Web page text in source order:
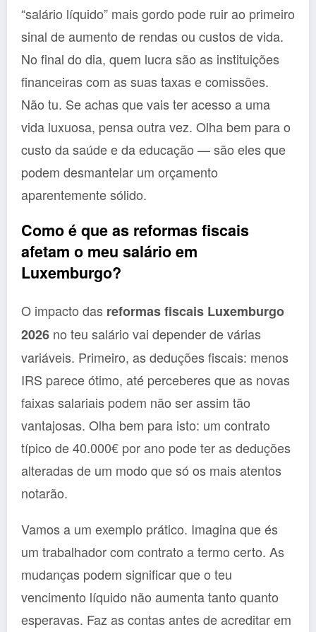
“salário líquido” mais gordo pode ruir ao primeiro
sinal de aumento de rendas ou custos de vida.
No final do dia, quem lucra são as instituições
financeiras com as suas taxas e comissões.
Não tu. Se achas que vais ter acesso a uma
vida luxuosa, pensa outra vez. Olha bem para o
custo da saúde e da educação — são eles que
podem desmantelar um orçamento
aparentemente sólido.
Como é que as reformas fiscais
afetam o meu salário em
Luxemburgo?
O impacto das reformas fiscais Luxemburgo
2026 no teu salário vai depender de várias
variáveis. Primeiro, as deduções fiscais: menos
IRS parece ótimo, até perceberes que as novas
faixas salariais podem não ser assim tão
vantajosas. Olha bem para isto: um contrato
típico de 40.000€ por ano pode ter as deduções
alteradas de um modo que só os mais atentos
notarão.
Vamos a um exemplo prático. Imagina que és
um trabalhador com contrato a termo certo. As
mudanças podem significar que o teu
vencimento líquido não aumenta tanto quanto
esperavas. Faz as contas antes de acreditar em